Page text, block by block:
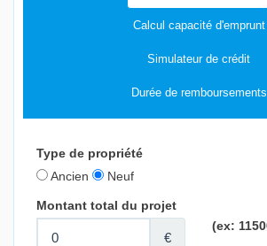
Calcul capacité d'emprunt
Simulateur de crédit
Durée de remboursements